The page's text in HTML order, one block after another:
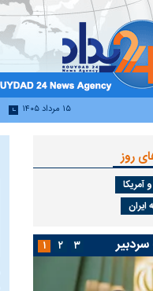
۱۵ مرداد ۱۴۰۵
روز
آمریکا
ایران
۱ ۲ ۳